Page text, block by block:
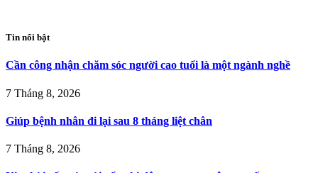
Tin nổi bật
Cần công nhận chăm sóc người cao tuổi là một ngành nghề
7 Tháng 8, 2026
Giúp bệnh nhân đi lại sau 8 tháng liệt chân
7 Tháng 8, 2026